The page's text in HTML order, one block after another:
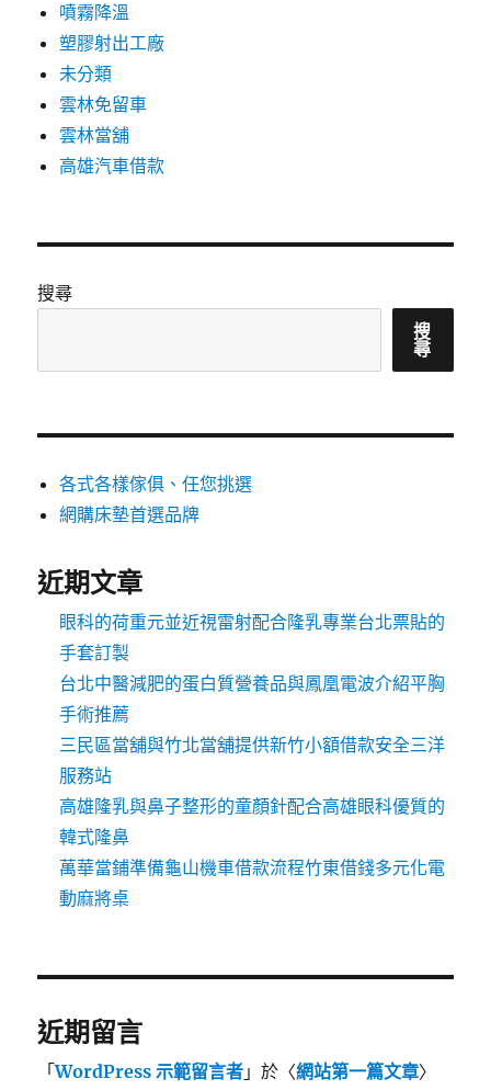
噴霧降溫
塑膠射出工廠
未分類
雲林免留車
雲林當舖
高雄汽車借款
搜尋
搜
尋
各式各樣傢俱、任您挑選
網購床墊首選品牌
近期文章
眼科的荷重元並近視雷射配合隆乳專業台北票貼的
手套訂製
台北中醫減肥的蛋白質營養品與鳳凰電波介紹平胸
手術推薦
三民區當舖與竹北當舖提供新竹小額借款安全三洋
服務站
高雄隆乳與鼻子整形的童顏針配合高雄眼科優質的
韓式隆鼻
萬華當鋪準備龜山機車借款流程竹東借錢多元化電
動麻將桌
近期留言
「WordPress 示範留言者 」於〈網站第一篇文章〉